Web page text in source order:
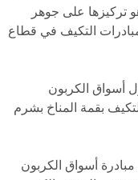
تركيزها على جوهر
التكيف في قطاع
أسواق الكربون
بقمة المناخ بشرم
أسواق الكربون